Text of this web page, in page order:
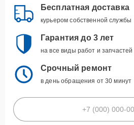
Бесплатная доставка
курьером собственной службы
Гарантия до 3 лет
на все виды работ и запчастей
Срочный ремонт
в день обращения от 30 минут